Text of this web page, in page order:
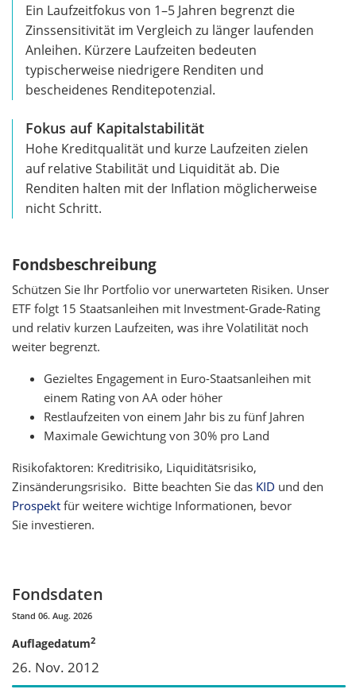
Ein Laufzeitfokus von 1–5 Jahren begrenzt die
Zinssensitivität im Vergleich zu länger laufenden
Anleihen. Kürzere Laufzeiten bedeuten
typischerweise niedrigere Renditen und
bescheidenes Renditepotenzial.
Fokus auf Kapitalstabilität
Hohe Kreditqualität und kurze Laufzeiten zielen
auf relative Stabilität und Liquidität ab. Die
Renditen halten mit der Inflation möglicherweise
nicht Schritt.
Fondsbeschreibung
Schützen Sie Ihr Portfolio vor unerwarteten Risiken. Unser
ETF folgt 15 Staatsanleihen mit Investment-Grade-Rating
und relativ kurzen Laufzeiten, was ihre Volatilität noch
weiter begrenzt.
Gezieltes Engagement in Euro-Staatsanleihen mit
einem Rating von AA oder höher
Restlaufzeiten von einem Jahr bis zu fünf Jahren
Maximale Gewichtung von 30% pro Land
Risikofaktoren: Kreditrisiko, Liquiditätsrisiko,
Zinsänderungsrisiko. Bitte beachten Sie das KID und den
Prospekt für weitere wichtige Informationen, bevor
Sie investieren.
Fondsdaten
Stand 06. Aug. 2026
Auflagedatum2
26. Nov. 2012